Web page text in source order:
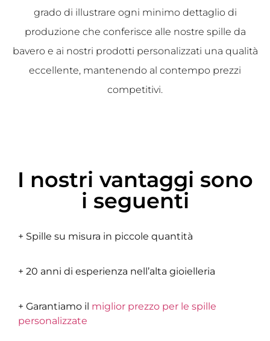
grado di illustrare ogni minimo dettaglio di
produzione che conferisce alle nostre spille da
bavero e ai nostri prodotti personalizzati una qualità
eccellente, mantenendo al contempo prezzi
competitivi.
I nostri vantaggi sono
i seguenti
+ Spille su misura in piccole quantità
+ 20 anni di esperienza nell’alta gioielleria
+ Garantiamo il miglior prezzo per le spille
personalizzate